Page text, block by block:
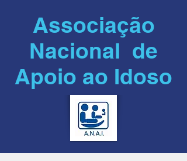
Associação
Nacional de
Apoio ao Idoso